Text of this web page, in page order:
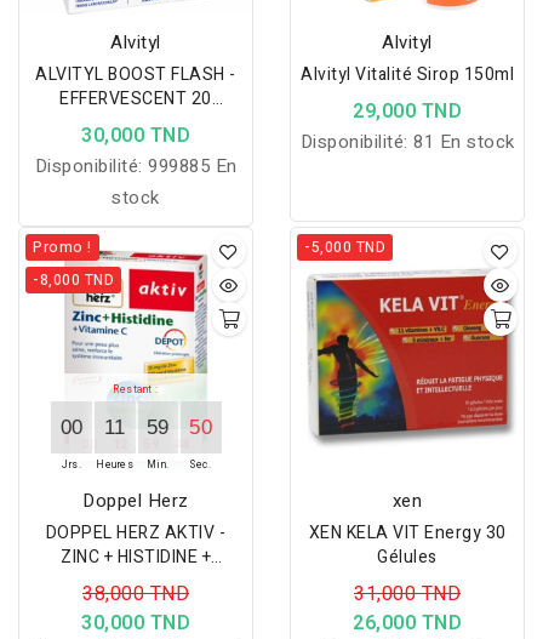
Alvityl
ALVITYL BOOST FLASH -
EFFERVESCENT 20
COMPRIMES
30,000 TND
Disponibilité: 999885 En
stock
Alvityl
Alvityl Vitalité Sirop 150ml
29,000 TND
Disponibilité: 81 En stock
Restant :
00
Jrs.
11
Heures
59
Min.
50
Sec.
: :
Promo !
-8,000 TND
Doppel Herz
DOPPEL HERZ AKTIV -
ZINC + HISTIDINE +
VITAMINE C 30
COMPRIMES
38,000 TND
30,000 TND
-5,000 TND
xen
XEN KELA VIT Energy 30
Gélules
31,000 TND
26,000 TND